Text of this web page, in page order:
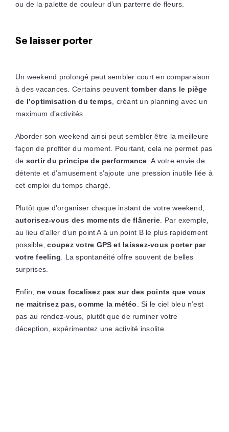
ou de la palette de couleur d’un parterre de fleurs.
Se laisser porter
Un weekend prolongé peut sembler court en comparaison
à des vacances. Certains peuvent tomber dans le piège
de l’optimisation du temps , créant un planning avec un
maximum d’activités.
Aborder son weekend ainsi peut sembler être la meilleure
façon de profiter du moment. Pourtant, cela ne permet pas
de sortir du principe de performance . A votre envie de
détente et d’amusement s’ajoute une pression inutile liée à
cet emploi du temps chargé.
Plutôt que d’organiser chaque instant de votre weekend,
autorisez-vous des moments de flânerie . Par exemple,
au lieu d’aller d’un point A à un point B le plus rapidement
possible,coupez votre GPS et laissez-vous porter par
votre feeling . La spontanéité offre souvent de belles
surprises.
Enfin, ne vous focalisez pas sur des points que vous
ne maitrisez pas, comme la météo
. Si le ciel bleu n’est
pas au rendez-vous, plutôt que de ruminer votre
déception, expérimentez une activité insolite.